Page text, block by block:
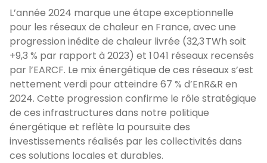
L’année 2024 marque une étape exceptionnelle
pour les réseaux de chaleur en France, avec une
progression inédite de chaleur livrée (32,3 TWh soit
+9,3 % par rapport à 2023) et 1 041 réseaux recensés
par l’EARCF. Le mix énergétique de ces réseaux s’est
nettement verdi pour atteindre 67 % d’EnR&R en
2024. Cette progression confirme le rôle stratégique
de ces infrastructures dans notre politique
énergétique et reflète la poursuite des
investissements réalisés par les collectivités dans
ces solutions locales et durables.